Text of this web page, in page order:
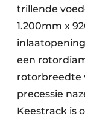
trillende
1.200mm x
een
rotorbreedte
precessie
Keestrack is